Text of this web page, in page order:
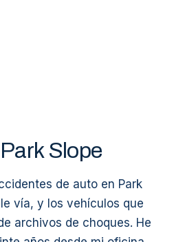
Slope
de auto en Park
vía, y los vehículos que
archivos de choques. He